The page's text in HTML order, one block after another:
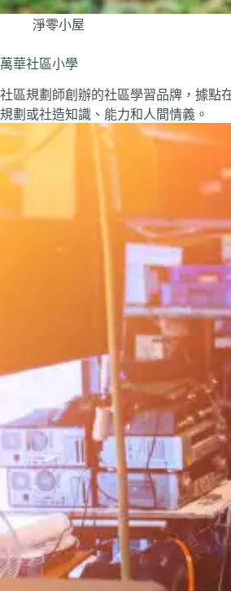
淨零小屋
萬華社區小學
社區規劃師創辦的社區學習品牌，據點
規劃或社造知識、能力和人間情義。